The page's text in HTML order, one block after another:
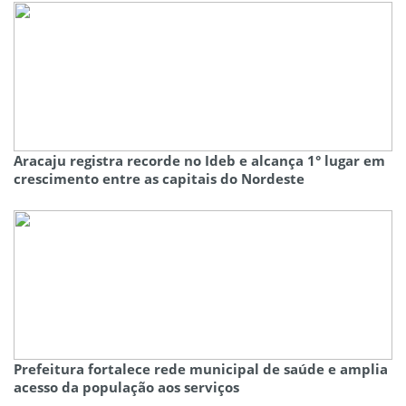
Aracaju registra recorde no Ideb e alcança 1° lugar em
crescimento entre as capitais do Nordeste
Prefeitura fortalece rede municipal de saúde e amplia
acesso da população aos serviços